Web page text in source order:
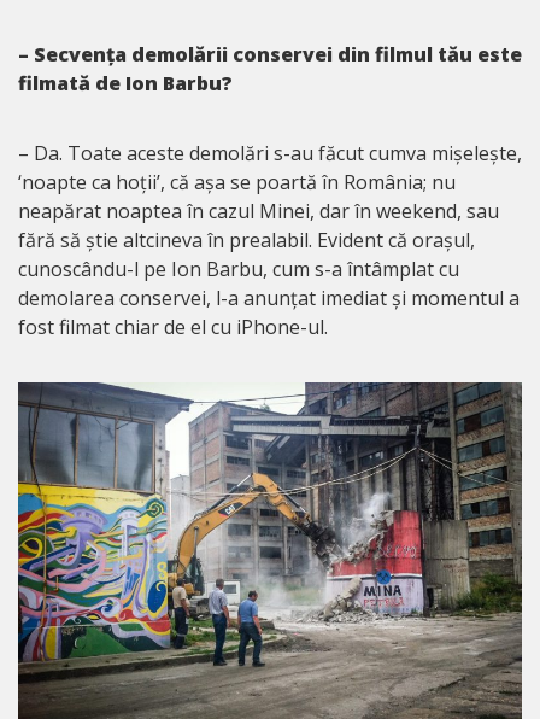
– Secvența demolării conservei din filmul tău este
filmată de Ion Barbu?
– Da. Toate aceste demolări s-au făcut cumva mișelește,
‘noapte ca hoții’, că așa se poartă în România; nu
neapărat noaptea în cazul Minei, dar în weekend, sau
fără să știe altcineva în prealabil. Evident că orașul,
cunoscându-l pe Ion Barbu, cum s-a întâmplat cu
demolarea conservei, l-a anunțat imediat și momentul a
fost filmat chiar de el cu iPhone-ul.